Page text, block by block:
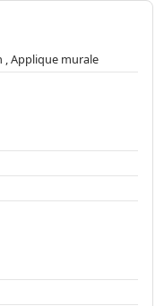
, Applique murale